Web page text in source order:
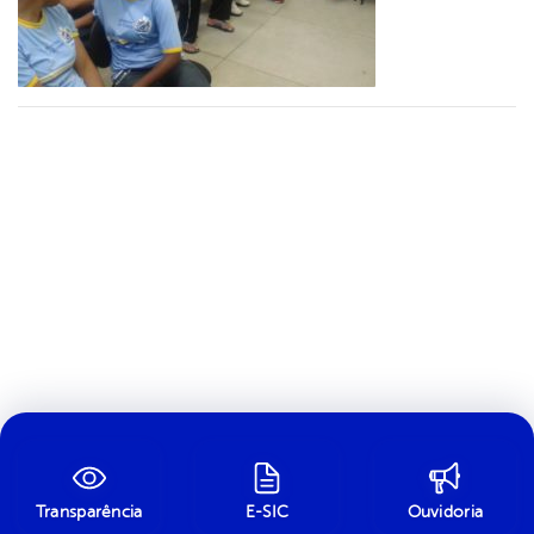
Transparência E-SIC Ouvidoria